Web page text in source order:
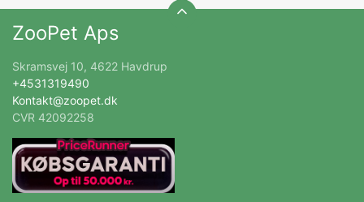
ZooPet Aps
Skramsvej 10, 4622 Havdrup
+4531319490
Kontakt@zoopet.dk
CVR 42092258